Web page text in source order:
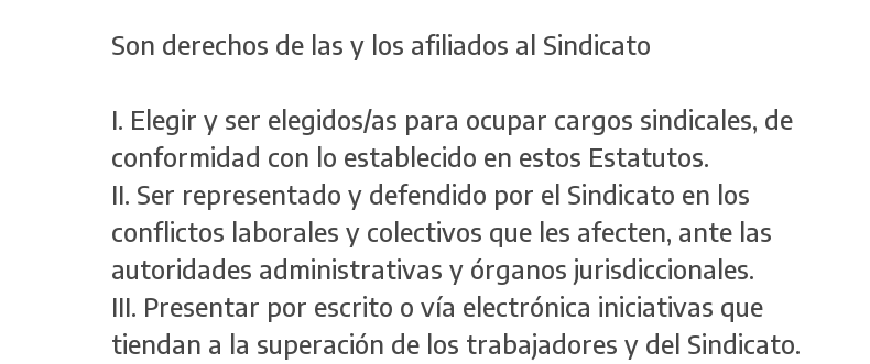
Son derechos de las y los afiliados al Sindicato
I. Elegir y ser elegidos/as para ocupar cargos sindicales, de
conformidad con lo establecido en estos Estatutos.
II. Ser representado y defendido por el Sindicato en los
conflictos laborales y colectivos que les afecten, ante las
autoridades administrativas y órganos jurisdiccionales.
III. Presentar por escrito o vía electrónica iniciativas que
tiendan a la superación de los trabajadores y del Sindicato.